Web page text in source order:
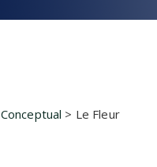
Conceptual > Le Fleur